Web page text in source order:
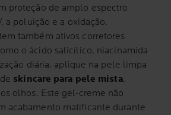
proteção de amplo espectro
a poluição e a oxidação.
também ativos corretores
o ácido salicílico, niacinamida
diária, aplique na pele limpa
skincare para pele mista,
olhos. Este gel-creme não
acabamento matificante durante